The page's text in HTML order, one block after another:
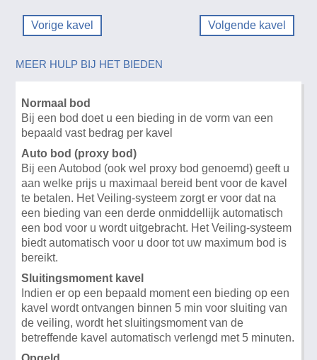
Vorige kavel Volgende kavel
MEER HULP BIJ HET BIEDEN
Normaal bod
Bij een bod doet u een bieding in de vorm van een
bepaald vast bedrag per kavel
Auto bod (proxy bod)
Bij een Autobod (ook wel proxy bod genoemd) geeft u
aan welke prijs u maximaal bereid bent voor de kavel
te betalen. Het Veiling-systeem zorgt er voor dat na
een bieding van een derde onmiddellijk automatisch
een bod voor u wordt uitgebracht. Het Veiling-systeem
biedt automatisch voor u door tot uw maximum bod is
bereikt.
Sluitingsmoment kavel
Indien er op een bepaald moment een bieding op een
kavel wordt ontvangen binnen 5 min voor sluiting van
de veiling, wordt het sluitingsmoment van de
betreffende kavel automatisch verlengd met 5 minuten.